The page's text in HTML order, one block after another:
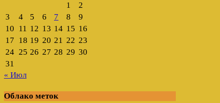
1
2
3
4 5 6 7 8
9
10 11 12 13 14 15 16
17 18 19 20 21 22 23
24 25 26 27 28 29 30
31
« Июл
Облако меток